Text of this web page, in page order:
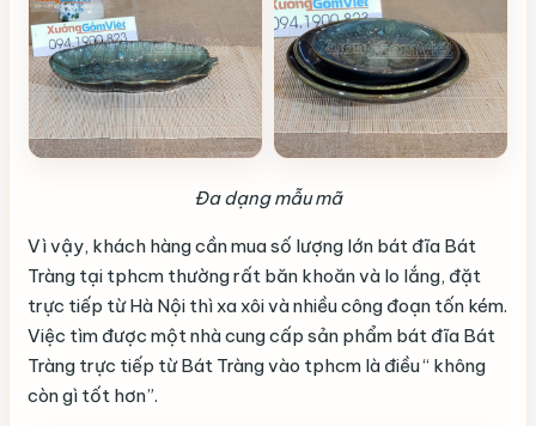
Đa dạng mẫu mã
Vì vậy, khách hàng cần mua số lượng lớn bát đĩa Bát
Tràng tại tphcm thường rất băn khoăn và lo lắng, đặt
trực tiếp từ Hà Nội thì xa xôi và nhiều công đoạn tốn kém.
Việc tìm được một nhà cung cấp sản phẩm bát đĩa Bát
Tràng trực tiếp từ Bát Tràng vào tphcm là điều “ không
còn gì tốt hơn”.